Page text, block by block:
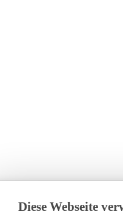
Diese Webseite